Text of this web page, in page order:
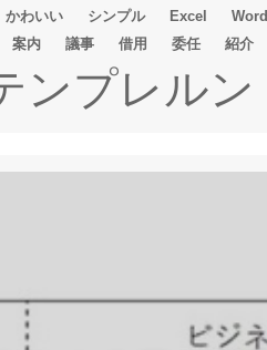
かわいい シンプル Excel Word
案内 議事 借用 委任 紹介
ンプレルン